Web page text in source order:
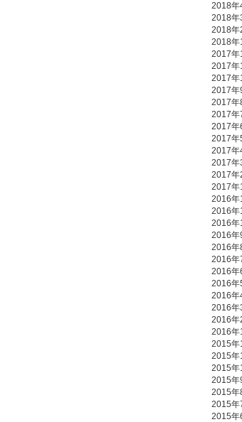
2018年
2018年
2018年
2018年
2017年
2017年
2017年
2017年
2017年
2017年
2017年
2017年
2017年
2017年
2017年
2017年
2016年
2016年
2016年
2016年
2016年
2016年
2016年
2016年
2016年
2016年
2016年
2016年
2015年
2015年
2015年
2015年
2015年
2015年
2015年